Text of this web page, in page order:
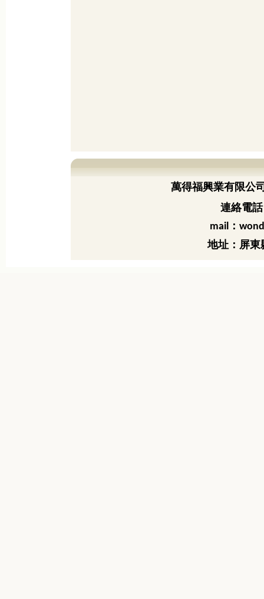
萬得福興業有限公
連絡電
mail ：
地址：屏東